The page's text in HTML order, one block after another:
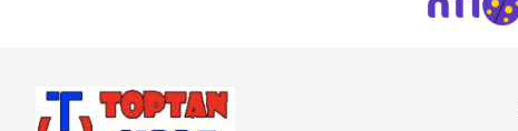
Fisher-Price